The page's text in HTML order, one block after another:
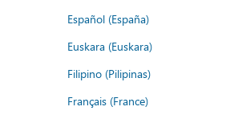
Español (España)
Euskara (Euskara)
Filipino (Pilipinas)
Français (France)